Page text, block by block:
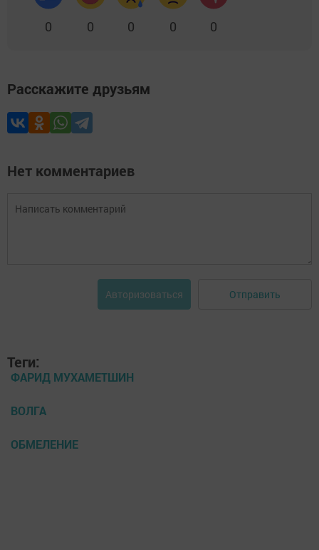
0 0 0 0 0
Расскажите друзьям
Нет комментариев
Авторизоваться Отправить
Теги:
ФАРИД МУХАМЕТШИН
ВОЛГА
ОБМЕЛЕНИЕ